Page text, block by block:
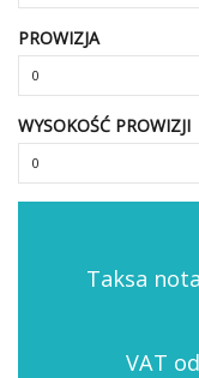
PROWIZJA
WYSOKOŚĆ PROWIZJI
Taksa
VAT